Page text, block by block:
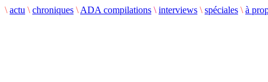
\ actu \ chroniques \ ADA compilations \ interviews \ spéciales \ à